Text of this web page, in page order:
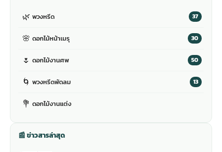
🌿 พวงหรีด 37
🌸 ดอกไม้หน้าเมรุ 30
🌷 ดอกไม้งานศพ 50
🌀 พวงหรีดพัดลม 13
💐 ดอกไม้งานแต่ง
📰 ข่าวสารล่าสุด